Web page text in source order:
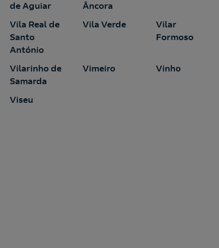
de Aguiar
Âncora
Vila Real de
Santo
António
Vila Verde
Vilar
Formoso
Vilarinho de
Samarda
Vimeiro Vinho
Viseu